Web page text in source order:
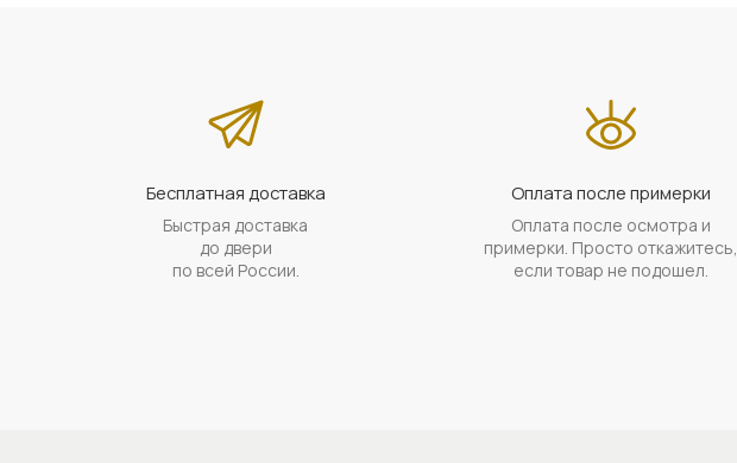
Бесплатная доставка
Быстрая доставка
до двери
по всей России.
Оплата после примерки
Оплата после осмотра и
примерки. Просто откажитесь,
если товар не подошел.